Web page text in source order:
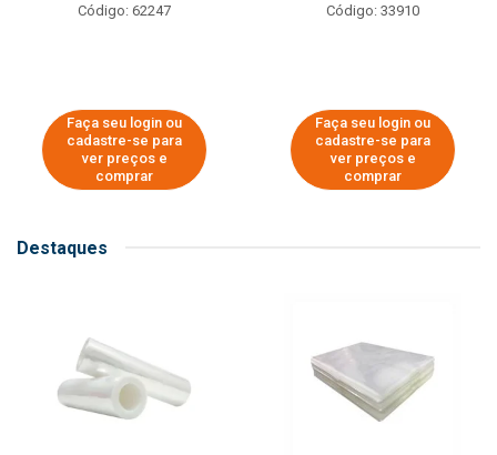
Código: 62247
Faça seu login ou
cadastre-se para
ver preços e
comprar
Código: 33910
Faça seu login ou
cadastre-se para
ver preços e
comprar
Destaques